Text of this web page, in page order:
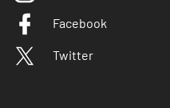
Facebook
Twitter